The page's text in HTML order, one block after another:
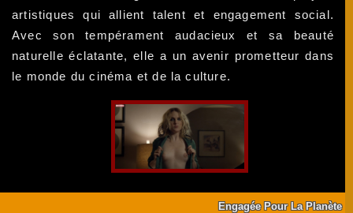
artistiques qui allient talent et engagement social.
Avec son tempérament audacieux et sa beauté
naturelle éclatante, elle a un avenir prometteur dans
le monde du cinéma et de la culture.
Engagée Pour La Planète